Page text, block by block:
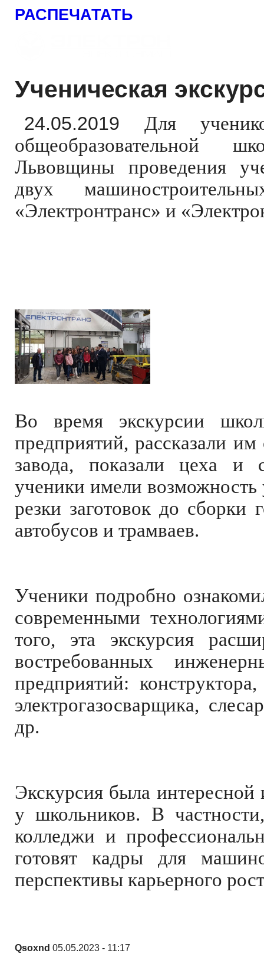
РАСПЕЧАТАТЬ
Ученическая
24.05.2019
Для
общеобразовательной
Львовщины проведения
двух
«Электронтранс» и
Во время экскурсии
предприятий, рассказали
завода, показали цеха и
ученики имели возможность
резки заготовок до сборки
автобусов и трамваев.
Ученики подробно
современными
того, эта экскурсия
востребованных
предприятий:
электрогазосварщика,
др.
Экскурсия была интересной
у школьников. В
колледжи и
готовят кадры для
перспективы карьерного
Qsoxnd 05.05.2023 - 11:17